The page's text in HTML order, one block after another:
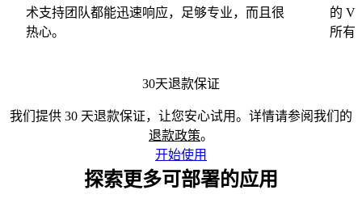
术支持团队都能迅速响应，足够专业，而且很
热心。
的
所有
30天退款保证
我们提供 30 天退款保证，让您安心试用。详情请参阅我们的
退款政策。
开始使用
探索更多可部署的应用